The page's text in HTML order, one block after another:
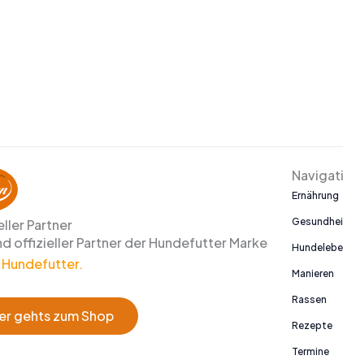
Partner
offizieller Partner der Hundefutter Marke
Hundefutter.
gehts zum Shop
Ernährung
Manieren
Rassen
Rezepte
Termine